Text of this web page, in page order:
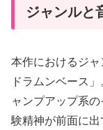
ジャンルと
本作におけるジ
ドラムンベース
ャンプアップ系
験精神が前面に